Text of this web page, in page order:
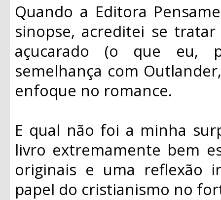
Quando a Editora
sinopse, acreditei se
açucarado (o que eu,
semelhança com
enfoque no romance.
E qual não foi a minha
livro extremamente bem
originais e uma reflexão
papel do cristianismo no